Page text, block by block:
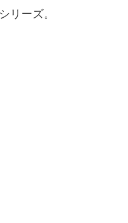
リーズ。